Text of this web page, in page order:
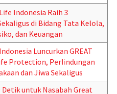
Indonesia Raih 3
di Bidang Tata Kelola,
dan Keuangan
Luncurkan GREAT
Protection, Perlindungan
dan Jiwa Sekaligus
Detik untuk Nasabah Great